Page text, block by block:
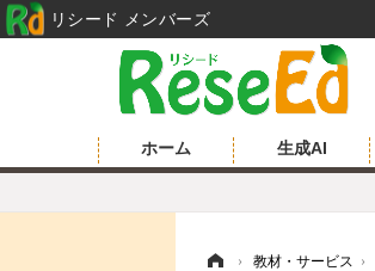
ホーム 生成AI
› 教材・サービス ›
リシード メンバーズ